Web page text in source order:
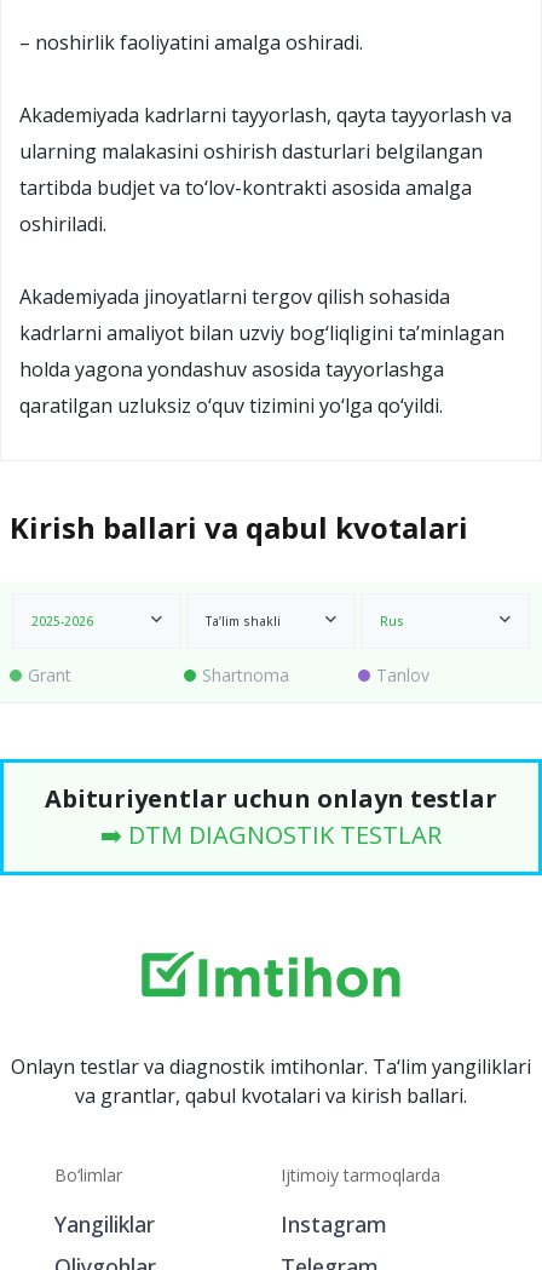
– noshirlik faoliyatini amalga oshiradi.
Akademiyada kadrlarni tayyorlash, qayta tayyorlash va
ularning malakasini oshirish dasturlari belgilangan
tartibda budjet va to‘lov-kontrakti asosida amalga
oshiriladi.
Akademiyada jinoyatlarni tergov qilish sohasida
kadrlarni amaliyot bilan uzviy bog‘liqligini ta’minlagan
holda yagona yondashuv asosida tayyorlashga
qaratilgan uzluksiz o‘quv tizimini yo‘lga qo‘yildi.
Kirish ballari va qabul kvotalari
2025-2026 Ta’lim shakli Rus
Grant Shartnoma Tanlov
Abituriyentlar uchun onlayn testlar
➡️ DTM DIAGNOSTIK TESTLAR
Onlayn testlar va diagnostik imtihonlar. Ta‘lim yangiliklari
va grantlar, qabul kvotalari va kirish ballari.
Bo‘limlar
Yangiliklar
Ijtimoiy tarmoqlarda
Instagram